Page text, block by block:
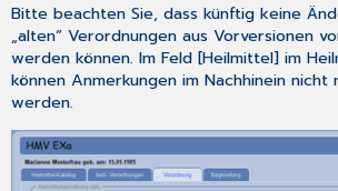
REZEPT:
Folgerezeptanfragen
4.4
Digitalisierung
Muster
2
–
Bitte beachten Sie, dass künftig keine
„alten“ Verordnungen aus Vorversionen
werden können. Im Feld [Heilmittel] im
können Anmerkungen im Nachhinein
werden.